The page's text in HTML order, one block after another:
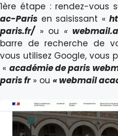
1ère étape : rendez-vous
ac-Paris en saisissant «
paris.fr/» ou «
barre de recherche de
vous utilisez Google, vous
« académie de paris
paris fr» ou « webmail